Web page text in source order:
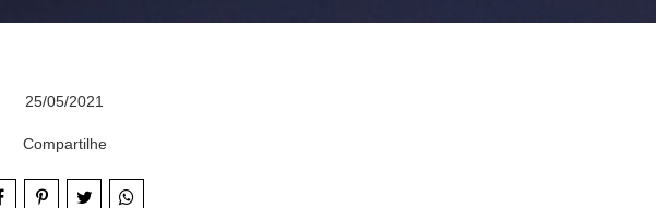
25/05/2021
Compartilhe